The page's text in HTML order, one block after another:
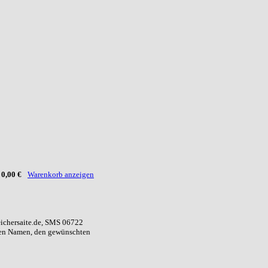
0,00 € Warenkorb anzeigen
SMS 06722
Namen, den gewünschten